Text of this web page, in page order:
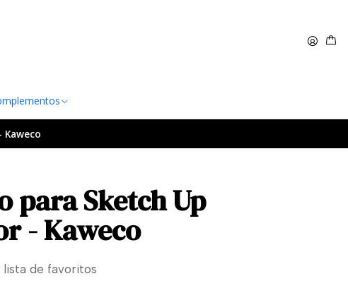
para Sketch Up
- Kaweco
lista de favoritos